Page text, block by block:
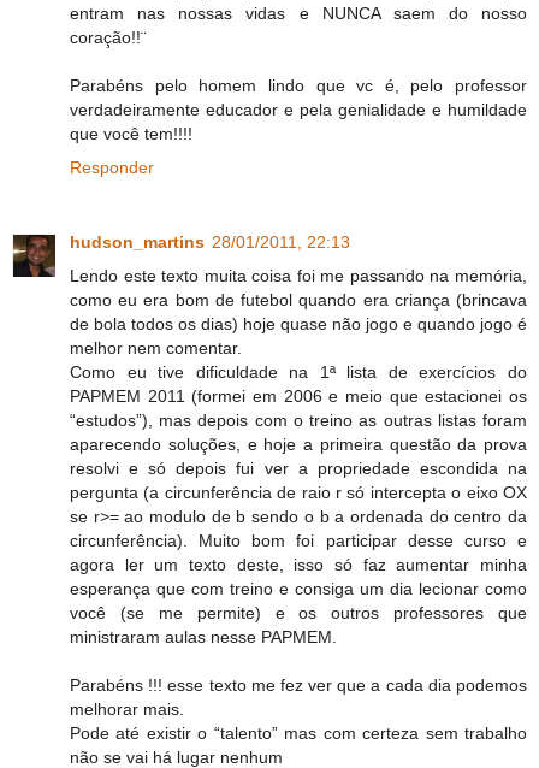
entram nas nossas vidas e NUNCA saem do nosso
coração!!¨
Parabéns pelo homem lindo que vc é, pelo professor
verdadeiramente educador e pela genialidade e humildade
que você tem!!!!
Responder
hudson_martins 28/01/2011, 22:13
Lendo este texto muita coisa foi me passando na memória,
como eu era bom de futebol quando era criança (brincava
de bola todos os dias) hoje quase não jogo e quando jogo é
melhor nem comentar.
Como eu tive dificuldade na 1ª lista de exercícios do
PAPMEM 2011 (formei em 2006 e meio que estacionei os
“estudos”), mas depois com o treino as outras listas foram
aparecendo soluções, e hoje a primeira questão da prova
resolvi e só depois fui ver a propriedade escondida na
pergunta (a circunferência de raio r só intercepta o eixo OX
se r>= ao modulo de b sendo o b a ordenada do centro da
circunferência). Muito bom foi participar desse curso e
agora ler um texto deste, isso só faz aumentar minha
esperança que com treino e consiga um dia lecionar como
você (se me permite) e os outros professores que
ministraram aulas nesse PAPMEM.
Parabéns !!! esse texto me fez ver que a cada dia podemos
melhorar mais.
Pode até existir o “talento” mas com certeza sem trabalho
não se vai há lugar nenhum